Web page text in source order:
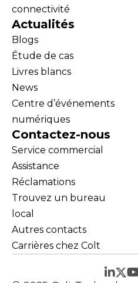
connectivité
Actualités
Blogs
Étude de cas
Livres blancs
News
Centre d’événements
numériques
Contactez-nous
Service commercial
Assistance
Réclamations
Trouvez un bureau
local
Autres contacts
Carrières chez Colt